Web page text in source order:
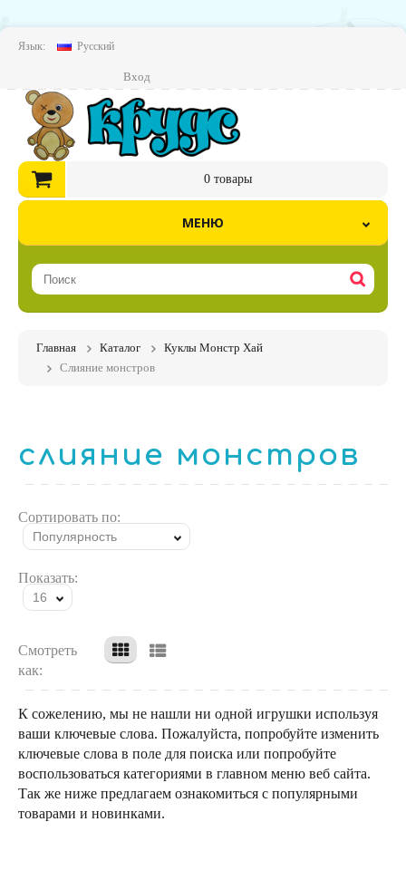
Язык: Русский
Вход
0товары
МЕНЮ
Главная Каталог
Куклы Монстр Хай
Слияние монстров
слияние монстров
Сортировать по:
Популярность
Показать:
16
Смотреть
как:
К сожелению, мы не нашли ни одной игрушки используя
ваши ключевые слова. Пожалуйста, попробуйте изменить
ключевые слова в поле для поиска или попробуйте
воспользоваться категориями в главном меню веб сайта.
Так же ниже предлагаем ознакомиться с популярными
товарами и новинками.